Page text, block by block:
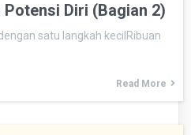
Diri (Bagian 2)
satu langkah kecilRibuan
Read More